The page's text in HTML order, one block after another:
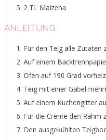
2 TL Maizena
ANLEITUNG
Für den Teig alle Zutaten
Auf einem
Ofen auf 190 Grad
Teig mit einer Gabel
Auf einem Kuchengitter
Für die Creme den Rahm
Den ausgekühlten